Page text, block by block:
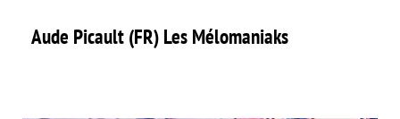
Aude Picault (FR) Les Mélomaniaks